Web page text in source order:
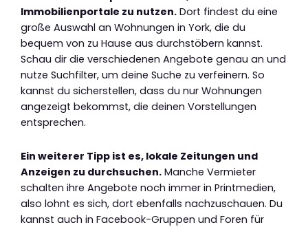
Immobilienportale zu nutzen. Dort findest du eine
große Auswahl an Wohnungen in York, die du
bequem von zu Hause aus durchstöbern kannst.
Schau dir die verschiedenen Angebote genau an und
nutze Suchfilter, um deine Suche zu verfeinern. So
kannst du sicherstellen, dass du nur Wohnungen
angezeigt bekommst, die deinen Vorstellungen
entsprechen.
Ein weiterer Tipp ist es, lokale Zeitungen und
Anzeigen zu durchsuchen. Manche Vermieter
schalten ihre Angebote noch immer in Printmedien,
also lohnt es sich, dort ebenfalls nachzuschauen. Du
kannst auch in Facebook-Gruppen und Foren für